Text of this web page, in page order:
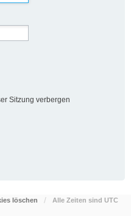
Sitzung verbergen
löschen Alle Zeiten sind UTC